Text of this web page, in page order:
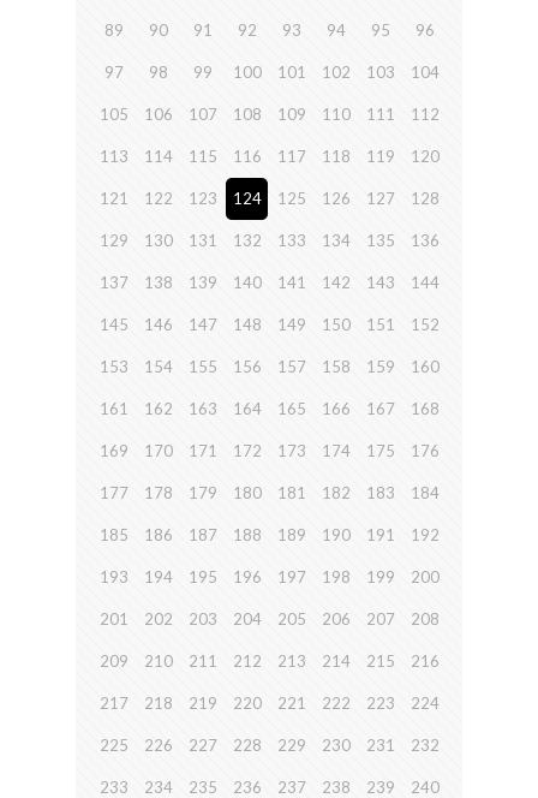
89 90 91 92 93 94 95 96
97 98 99 100 101 102 103 104
105 106 107 108 109 110 111 112
113 114 115 116 117 118 119 120
121 122 123 124 125 126 127 128
129 130 131 132 133 134 135 136
137 138 139 140 141 142 143 144
145 146 147 148 149 150 151 152
153 154 155 156 157 158 159 160
161 162 163 164 165 166 167 168
169 170 171 172 173 174 175 176
177 178 179 180 181 182 183 184
185 186 187 188 189 190 191 192
193 194 195 196 197 198 199 200
201 202 203 204 205 206 207 208
209 210 211 212 213 214 215 216
217 218 219 220 221 222 223 224
225 226 227 228 229 230 231 232
233 234 235 236 237 238 239 240